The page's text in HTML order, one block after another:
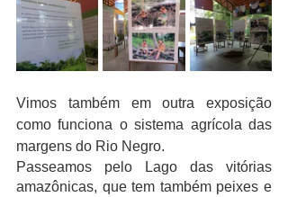
Vimos também em outra exposição
como funciona o sistema agrícola das
margens do Rio Negro.
Passeamos pelo Lago das vitórias
amazônicas, que tem também peixes e